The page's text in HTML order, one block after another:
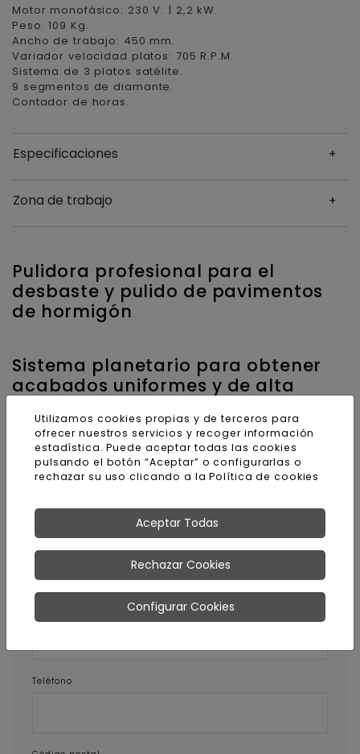
Motor monofásico: 230 V. | 2,2 kW.
Peso: 109 Kg.
Ancho de trabajo: 450 mm.
Variador velocidad platos: 705 R.P.M.
Sistema de 3 platos satélite.
9 segmentos de diamante.
Contador de horas.
Especificaciones
Zona de trabajo
Pulidora profesional para el
desbaste y pulido de pavimentos
de hormigón
Sistema planetario para obtener
acabados uniformes y de alta
Pedir más información sobre
este producto
Nombre y apellidos
Teléfono
Utilizamos cookies propias y de terceros para
ofrecer nuestros servicios y recoger información
estadística. Puede aceptar todas las cookies
pulsando el botón “Aceptar” o configurarlas o
rechazar su uso clicando a laPolítica de cookies
Aceptar Todas
Rechazar Cookies
Configurar Cookies